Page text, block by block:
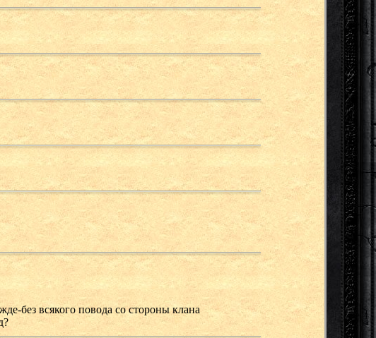
без всякого повода со стороны клана